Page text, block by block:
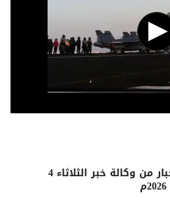
موجز الأخبار من وكالة خبر الثلاثاء 4